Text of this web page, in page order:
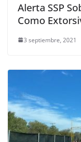
Alerta SSP
Como
3 septiembre, 2021